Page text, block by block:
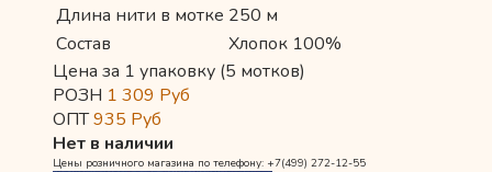
Длина нити в мотке 250 м
Состав
Хлопок 100%
Цена за 1 упаковку (5 мотков)
РОЗН 1 309 Руб
ОПТ935 Руб
Нет в наличии
Цены розничного магазина по телефону: +7(499) 272-12-55